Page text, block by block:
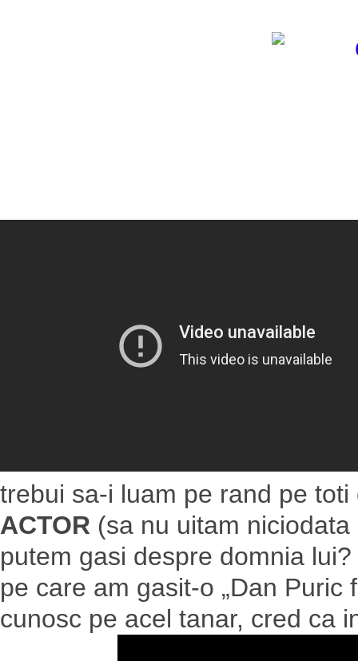
trebui sa-i luam pe rand pe toti
ACTOR (sa nu uitam
putem gasi despre domnia
pe care am gasit-o „Dan Puric
cunosc pe acel tanar, cred ca